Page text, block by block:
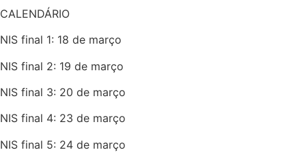
CALENDÁRIO
NIS final 1: 18 de março
NIS final 2: 19 de março
NIS final 3: 20 de março
NIS final 4: 23 de março
NIS final 5: 24 de março